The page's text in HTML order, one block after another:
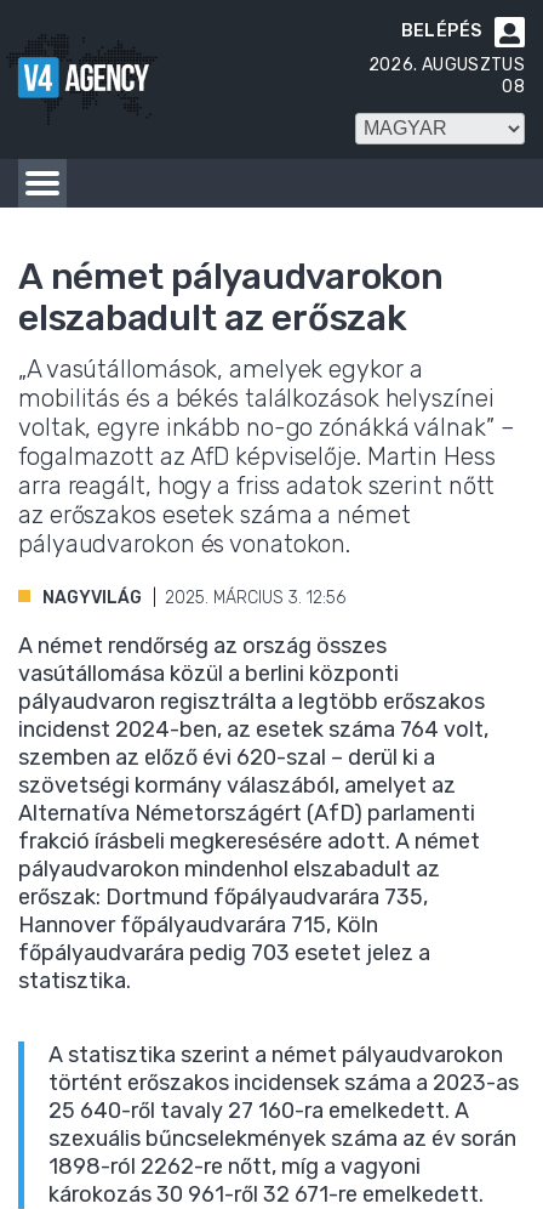

BELÉPÉS
2026. AUGUSZTUS
08
A német pályaudvarokon
elszabadult az erőszak
„A vasútállomások, amelyek egykor a
mobilitás és a békés találkozások helyszínei
voltak, egyre inkább no-go zónákká válnak” –
fogalmazott az AfD képviselője. Martin Hess
arra reagált, hogy a friss adatok szerint nőtt
az erőszakos esetek száma a német
pályaudvarokon és vonatokon.
NAGYVILÁG 2025. MÁRCIUS 3. 12:56
A német rendőrség az ország összes
vasútállomása közül a berlini központi
pályaudvaron regisztrálta a legtöbb erőszakos
incidenst 2024-ben, az esetek száma 764 volt,
szemben az előző évi 620-szal – derül ki a
szövetségi kormány válaszából, amelyet az
Alternatíva Németországért (AfD) parlamenti
frakció írásbeli megkeresésére adott. A német
pályaudvarokon mindenhol elszabadult az
erőszak: Dortmund főpályaudvarára 735,
Hannover főpályaudvarára 715, Köln
főpályaudvarára pedig 703 esetet jelez a
statisztika.
A statisztika szerint a német pályaudvarokon
történt erőszakos incidensek száma a 2023-as
25 640-ről tavaly 27 160-ra emelkedett. A
szexuális bűncselekmények száma az év során
1898-ról 2262-re nőtt, míg a vagyoni
károkozás 30 961-ről 32 671-re emelkedett.